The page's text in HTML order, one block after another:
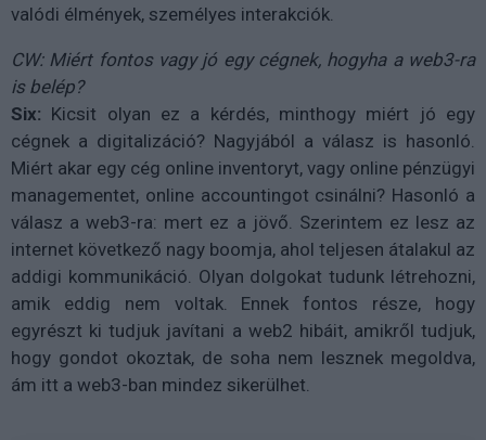
valódi élmények, személyes interakciók.
CW: Miért fontos vagy jó egy cégnek, hogyha a web3-ra
is belép?
Six: Kicsit olyan ez a kérdés, minthogy miért jó egy
cégnek a digitalizáció? Nagyjából a válasz is hasonló.
Miért akar egy cég online inventoryt, vagy online pénzügyi
managementet, online accountingot csinálni? Hasonló a
válasz a web3-ra: mert ez a jövő. Szerintem ez lesz az
internet következő nagy boomja, ahol teljesen átalakul az
addigi kommunikáció. Olyan dolgokat tudunk létrehozni,
amik eddig nem voltak. Ennek fontos része, hogy
egyrészt ki tudjuk javítani a web2 hibáit, amikről tudjuk,
hogy gondot okoztak, de soha nem lesznek megoldva,
ám itt a web3-ban mindez sikerülhet.